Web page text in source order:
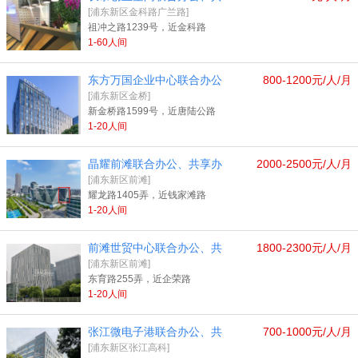
[浦东新区金科路广兰路]
祖冲之路1239号，近金科路
1-60人间
800-1200元/人/月
东方万国企业中心联合办公
[浦东新区金桥]
新金桥路1599号，近唐陆公路
1-20人间
2000-2500元/人/月
晶耀前滩联合办公、共享办
[浦东新区前滩]
耀龙路1405弄，近钱家滩路
1-20人间
1800-2300元/人/月
前滩世贸中心联合办公、共
[浦东新区前滩]
东育路255弄，近企荣路
1-20人间
700-1000元/人/月
张江微电子港联合办公、共
[浦东新区张江高科]